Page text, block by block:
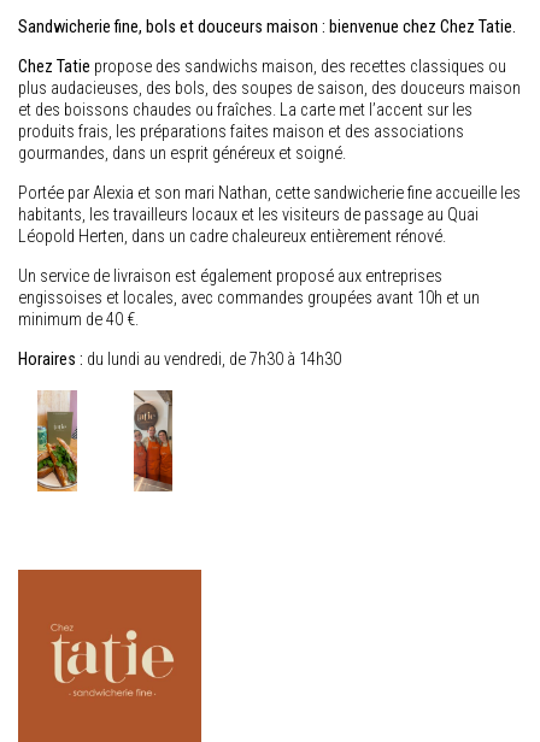
Sandwicherie fine, bols et douceurs maison : bienvenue chez Chez Tatie.
Chez Tatie propose des sandwichs maison, des recettes classiques ou
plus audacieuses, des bols, des soupes de saison, des douceurs maison
et des boissons chaudes ou fraîches. La carte met l’accent sur les
produits frais, les préparations faites maison et des associations
gourmandes, dans un esprit généreux et soigné.
Portée par Alexia et son mari Nathan, cette sandwicherie fine accueille les
habitants, les travailleurs locaux et les visiteurs de passage au Quai
Léopold Herten, dans un cadre chaleureux entièrement rénové.
Un service de livraison est également proposé aux entreprises
engissoises et locales, avec commandes groupées avant 10h et un
minimum de 40 €.
Horaires : du lundi au vendredi, de 7h30 à 14h30